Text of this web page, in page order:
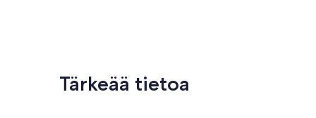
Tärkeää tietoa